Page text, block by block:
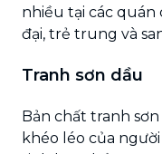
nhiều tại các quán
đại, trẻ trung và
Tranh sơn dầu
Bản chất tranh
khéo léo của